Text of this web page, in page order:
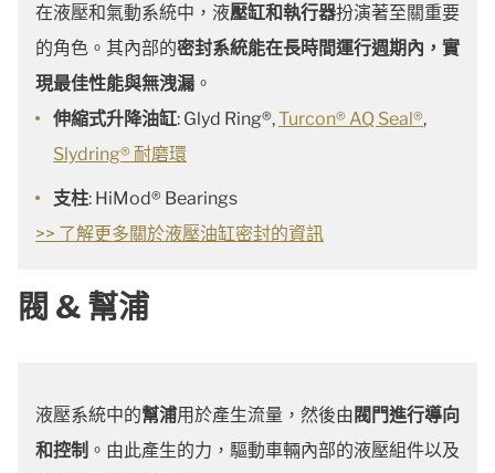
在液壓和氣動系統中，液壓缸和執行器扮演著至關重要
的角色。其內部的密封系統能在長時間運行週期內，實
現最佳性能與無洩漏 。
伸縮式升降油缸: Glyd Ring®,Turcon® AQ Seal®,
Slydring® 耐磨環
支柱: HiMod® Bearings
>> 了解更多關於液壓油缸密封的資訊
閥 & 幫浦
液壓系統中的幫浦用於產生流量，然後由 閥門進行導向
和控制 。由此產生的力，驅動車輛內部的液壓組件以及